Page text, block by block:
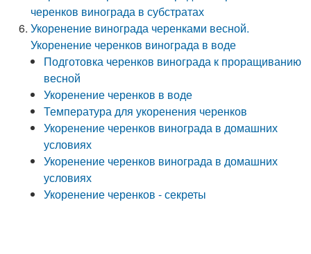
черенков винограда в субстратах
Укоренение винограда черенками весной.
Укоренение черенков винограда в воде
Подготовка черенков винограда к проращиванию
весной
Укоренение черенков в воде
Температура для укоренения черенков
Укоренение черенков винограда в домашних
условиях
Укоренение черенков винограда в домашних
условиях
Укоренение черенков - секреты